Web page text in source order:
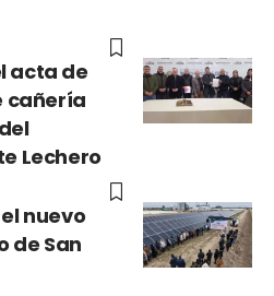
acta de
cañería
Lechero
nuevo
de San